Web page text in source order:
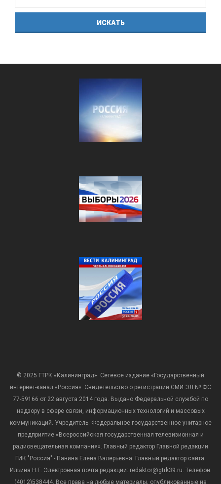
© 2025 ГТРК «Калининград». Сетевое издание «Государственный
интернет-канал «Россия». Свидетельство о регистрации СМИ ЭЛ № ФС
77-59166 от 22 августа 2014 года. Выдано Федеральной службой по
надзору в сфере связи, информационных технологий и массовых
коммуникаций. Учредитель: Федеральное государственное унитарное
предприятие «Всероссийская государственная телевизионная и
радиовещательная компания». Главный редактор Главной редакции
ГИК "Россия" - Панина Елена Валерьевна. Главный редактор сайта:
Ильина Н.Г. Электронная почта редакции: redaktor@gtrk39.ru. Телефон:
(4012)538444. Все права на любые материалы, опубликованные на